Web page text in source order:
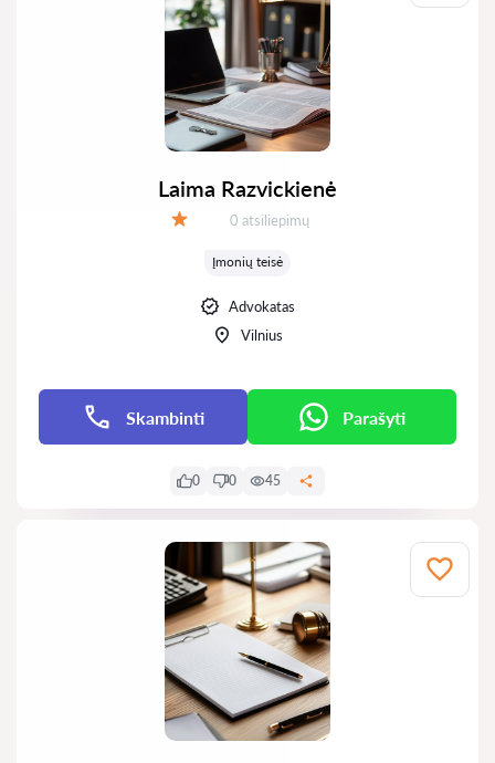
Laima Razvickienė
Atsiliepimų:
0 atsiliepimų
Įmonių teisė
Advokatas
Vilnius
Skambinti Parašyti
0 0 45